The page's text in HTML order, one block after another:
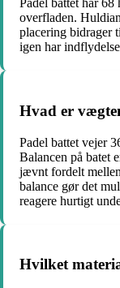
Padel battet har
overfladen.
placering bidrager
igen har
Hvad er
Padel battet vejer
Balancen på batet
jævnt fordelt
balance gør det
reagere hurtigt
Hvilket